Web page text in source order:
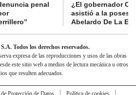
penal
¿El gobernador
asistió a la
Abelardo De La
Todos los derechos reservados.
expresa de las reproducciones y usos de las obras
este sitio web a medios de lectura mecánica u otros
que resulten adecuados.